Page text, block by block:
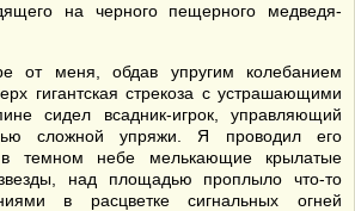
на черного пещерного медведя-
от меня, обдав упругим колебанием
гигантская стрекоза с устрашающими
сидел всадник-игрок, управляющий
сложной упряжи. Я проводил его
в темном небе мелькающие крылатые
над площадью проплыло что-то
в расцветке сигнальных огней